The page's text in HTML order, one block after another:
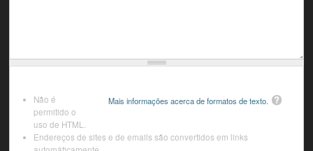
Mais informações acerca de formatos de texto.
Não é
permitido o
uso de HTML.
Endereços de sites e de emails são convertidos em links